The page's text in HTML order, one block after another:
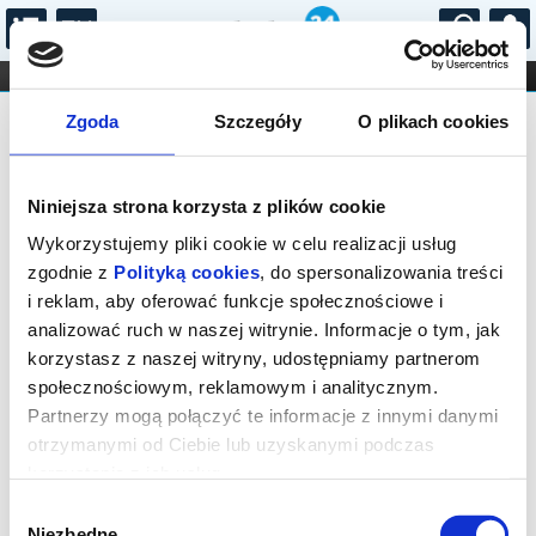
Zgoda Szczegóły O plikach cookies
Niniejsza strona korzysta z plików cookie
Wykorzystujemy pliki cookie w celu realizacji usług
zgodnie z Polityką cookies, do spersonalizowania treści
i reklam, aby oferować funkcje społecznościowe i
analizować ruch w naszej witrynie. Informacje o tym, jak
korzystasz z naszej witryny, udostępniamy partnerom
społecznościowym, reklamowym i analitycznym.
Partnerzy mogą połączyć te informacje z innymi danymi
otrzymanymi od Ciebie lub uzyskanymi podczas
...
FILHARMONIA OPERA I BALET
STAND-UP
DLA DZIECI
Bilety na: Król i caryca
Głubczyce, Kościuszki 24
11.09.2026, g. 19:00 (piątek)
cena - od 52,50 pln
Organizator: Teatr Klasyki Polskiej